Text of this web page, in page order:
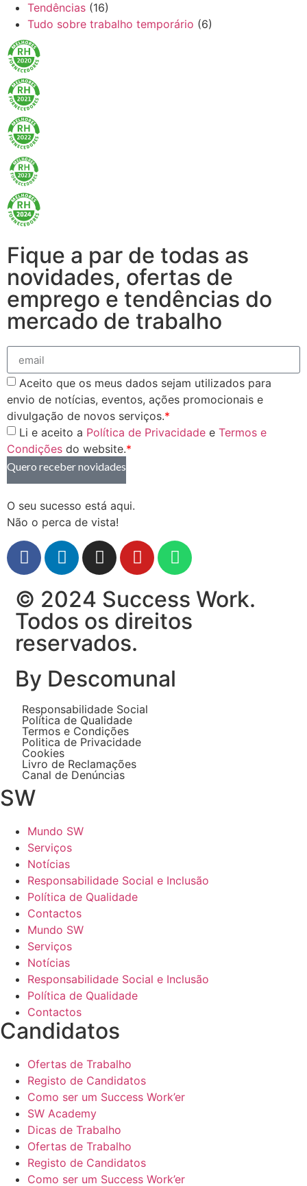
Tendências (16)
Tudo sobre trabalho temporário (6)
Fique a par de todas as
novidades, ofertas de
emprego e tendências do
mercado de trabalho
Aceito que os meus dados sejam utilizados para
envio de notícias, eventos, ações promocionais e
divulgação de novos serviços.*
Li e aceito a Política de Privacidade e Termos e
Condições do website.*
Quero receber novidades
O seu sucesso está aqui.
Não o perca de vista!
© 2024 Success Work.
Todos os direitos
reservados.
By Descomunal
Responsabilidade Social
Política de Qualidade
Termos e Condições
Politica de Privacidade
Cookies
Livro de Reclamações
Canal de Denúncias
SW
Mundo SW
Serviços
Notícias
Responsabilidade Social e Inclusão
Política de Qualidade
Contactos
Mundo SW
Serviços
Notícias
Responsabilidade Social e Inclusão
Política de Qualidade
Contactos
Candidatos
Ofertas de Trabalho
Registo de Candidatos
Como ser um Success Work’er
SW Academy
Dicas de Trabalho
Ofertas de Trabalho
Registo de Candidatos
Como ser um Success Work’er